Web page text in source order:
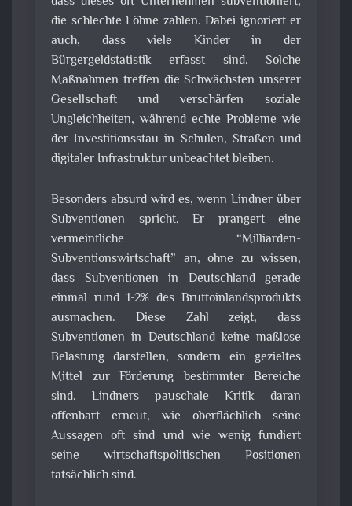
die schlechte Löhne zahlen. Dabei ignoriert er
auch, dass viele Kinder in der
Bürgergeldstatistik erfasst sind. Solche
Maßnahmen treffen die Schwächsten unserer
Gesellschaft und verschärfen soziale
Ungleichheiten, während echte Probleme wie
der Investitionsstau in Schulen, Straßen und
digitaler Infrastruktur unbeachtet bleiben.
Besonders absurd wird es, wenn Lindner über
Subventionen spricht. Er prangert eine
vermeintliche “Milliarden-
Subventionswirtschaft” an, ohne zu wissen,
dass Subventionen in Deutschland gerade
einmal rund 1-2% des Bruttoinlandsprodukts
ausmachen. Diese Zahl zeigt, dass
Subventionen in Deutschland keine maßlose
Belastung darstellen, sondern ein gezieltes
Mittel zur Förderung bestimmter Bereiche
sind. Lindners pauschale Kritik daran
offenbart erneut, wie oberflächlich seine
Aussagen oft sind und wie wenig fundiert
seine wirtschaftspolitischen Positionen
tatsächlich sind.